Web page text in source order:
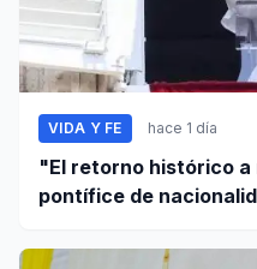
VIDA Y FE hace 1 día
"El retorno histórico a
pontífice de